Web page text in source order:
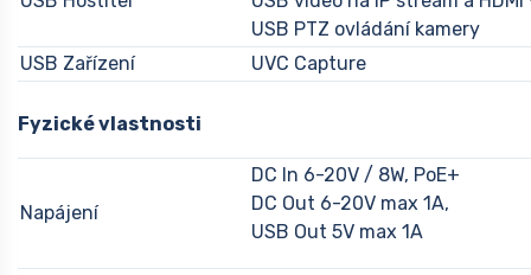
USB PTZ ovládání kamery
USB Zařízení
UVC Capture
Fyzické vlastnosti
Napájení
DC In 6-20V / 8W, PoE+
DC Out 6-20V max 1A,
USB Out 5V max 1A